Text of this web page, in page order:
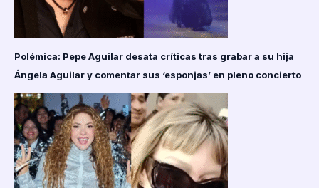
Polémica: Pepe Aguilar desata críticas tras grabar a su hija
Ángela Aguilar y comentar sus ‘esponjas’ en pleno concierto